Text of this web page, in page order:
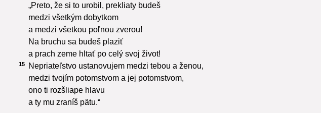
„Preto, že si to urobil, prekliaty budeš
medzi všetkým dobytkom
a medzi všetkou poľnou zverou!
Na bruchu sa budeš plaziť
a prach zeme hltať po celý svoj život!
15
Nepriateľstvo ustanovujem medzi tebou a ženou,
medzi tvojím potomstvom a jej potomstvom,
ono ti rozšliape hlavu
a ty mu zraníš pätu.“